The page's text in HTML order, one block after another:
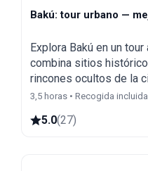
Bakú: tour urbano —
Explora Bakú en un
combina sitios
rincones ocultos de la
descubre secretos y
3,5 horas • Recogida incluida
5.0(27)